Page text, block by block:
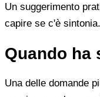
Un suggerimento
capire se c'è
Quando ha
Una delle domande